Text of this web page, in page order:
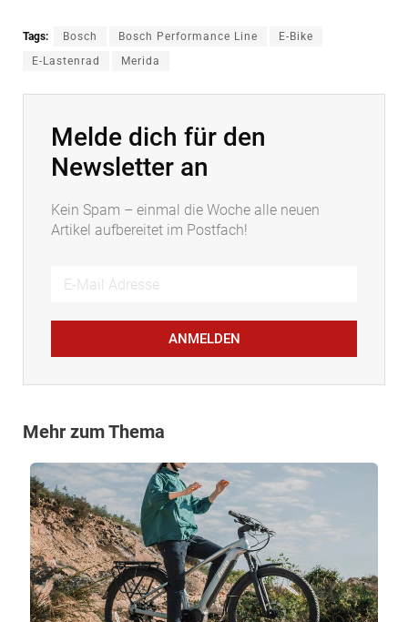
Tags: Bosch Bosch Performance Line
E-Bike
E-Lastenrad
Merida
Melde dich für den
Newsletter an
Kein Spam – einmal die Woche alle neuen
Artikel aufbereitet im Postfach!
ANMELDEN
Mehr zum Thema